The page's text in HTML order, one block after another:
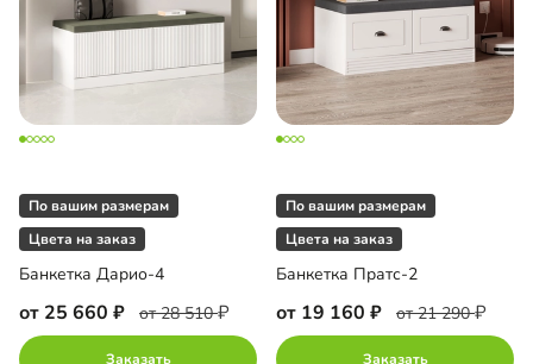
По вашим размерам
Цвета на заказ
Банкетка Дарио-4
от 25 660 от 28 510
Заказать
По вашим размерам
Цвета на заказ
Банкетка Пратс-2
от 19 160 от 21 290
Заказать